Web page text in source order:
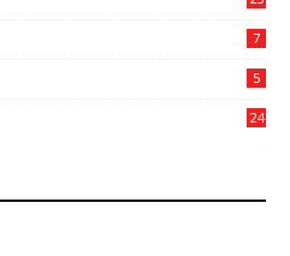
7
5
24